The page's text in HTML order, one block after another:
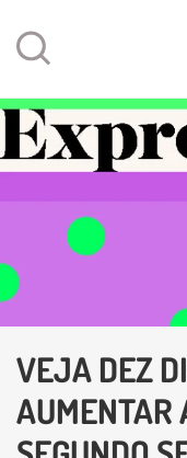
VEJA DEZ
AUMENTAR